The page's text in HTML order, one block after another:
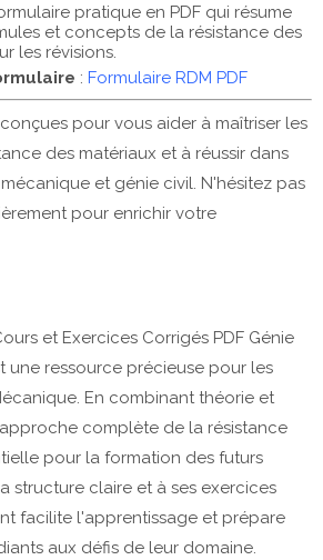
pratique en PDF qui résume
et concepts de la résistance des
les révisions.
: Formulaire RDM PDF
pour vous aider à maîtriser les
des matériaux et à réussir dans
et génie civil. N'hésitez pas
pour enrichir votre
et Exercices Corrigés PDF Génie
une ressource précieuse pour les
En combinant théorie et
complète de la résistance
pour la formation des futurs
structure claire et à ses exercices
facilite l'apprentissage et prépare
aux défis de leur domaine.